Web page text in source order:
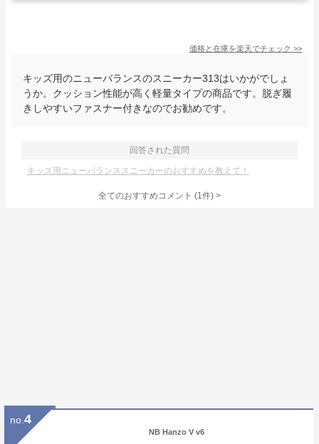
価格と在庫を楽天でチェック >>
キッズ用のニューバランスのスニーカー313はいかがでしょ
うか。クッション性能が高く軽量タイプの商品です。脱ぎ履
きしやすいファスナー付きなのでお勧めです。
回答された質問
キッズ用ニューバランススニーカーのおすすめを教えて！
全てのおすすめコメント (1件) >
no. 4
NB Hanzo V v6